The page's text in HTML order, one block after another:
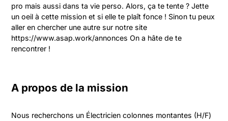
pro mais aussi dans ta vie perso. Alors, ça te tente ? Jette
un oeil à cette mission et si elle te plaît fonce ! Sinon tu peux
aller en chercher une autre sur notre site
https://www.asap.work/annonces On a hâte de te
rencontrer !
A propos de la mission
Nous recherchons un Électricien colonnes montantes (H/F)